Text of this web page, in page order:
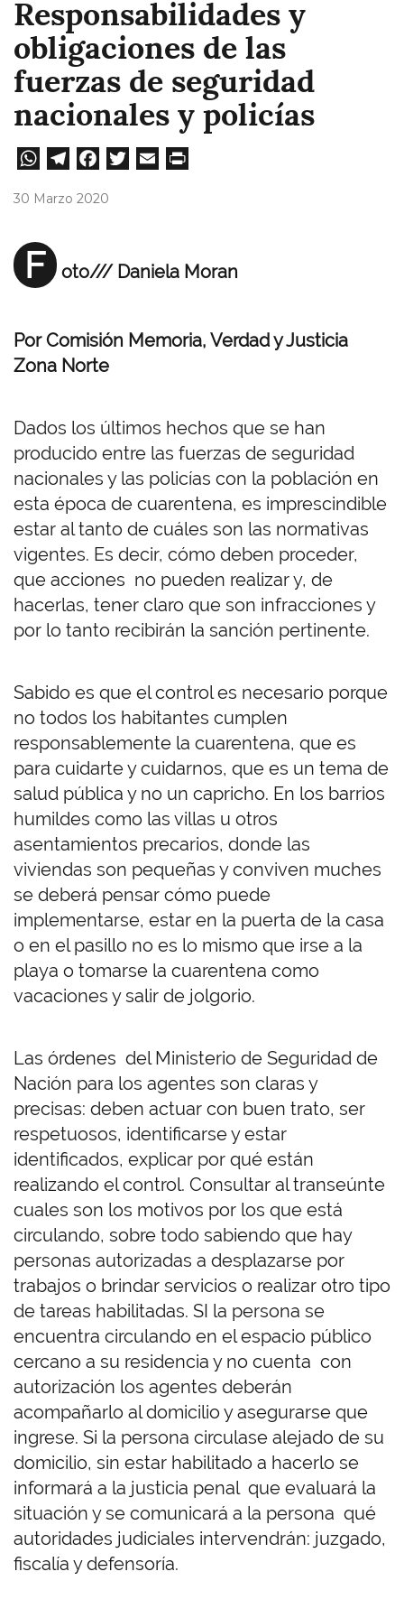
Responsabilidades y
obligaciones de las
fuerzas de seguridad
nacionales y policías
W
A
pp
Te
m
Fa
30 Marzo 2020
F oto/// Daniela Moran
Por Comisión Memoria, Verdad y Justicia
Zona Norte
Dados los últimos hechos que se han
producido entre las fuerzas de seguridad
nacionales y las policías con la población en
esta época de cuarentena, es imprescindible
estar al tanto de cuáles son las normativas
vigentes. Es decir, cómo deben proceder,
que acciones no pueden realizar y, de
hacerlas, tener claro que son infracciones y
por lo tanto recibirán la sanción pertinente.
Sabido es que el control es necesario porque
no todos los habitantes cumplen
responsablemente la cuarentena, que es
para cuidarte y cuidarnos, que es un tema de
salud pública y no un capricho. En los barrios
humildes como las villas u otros
asentamientos precarios, donde las
viviendas son pequeñas y conviven muches
se deberá pensar cómo puede
implementarse, estar en la puerta de la casa
o en el pasillo no es lo mismo que irse a la
playa o tomarse la cuarentena como
vacaciones y salir de jolgorio.
Las órdenes del Ministerio de Seguridad de
Nación para los agentes son claras y
precisas: deben actuar con buen trato, ser
respetuosos, identificarse y estar
identificados, explicar por qué están
realizando el control. Consultar al transeúnte
cuales son los motivos por los que está
circulando, sobre todo sabiendo que hay
personas autorizadas a desplazarse por
trabajos o brindar servicios o realizar otro tipo
de tareas habilitadas. SI la persona se
encuentra circulando en el espacio público
cercano a su residencia y no cuenta con
autorización los agentes deberán
acompañarlo al domicilio y asegurarse que
ingrese. Si la persona circulase alejado de su
domicilio, sin estar habilitado a hacerlo se
informará a la justicia penal que evaluará la
situación y se comunicará a la persona qué
autoridades judiciales intervendrán: juzgado,
fiscalía y defensoría.